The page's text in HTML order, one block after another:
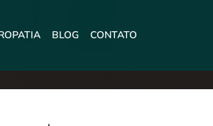
BLOG CONTATO